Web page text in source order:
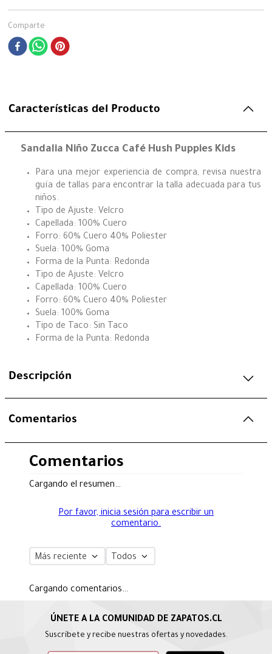
Comparte
Características del Producto
Sandalia Niño Zucca Café Hush Puppies Kids
Para una mejor experiencia de compra, revisa nuestra
guía de tallas para encontrar la talla adecuada para tus
niños.
Tipo de Ajuste: Velcro
Capellada: 100% Cuero
Forro: 60% Cuero 40% Poliester
Suela: 100% Goma
Forma de la Punta: Redonda
Tipo de Ajuste: Velcro
Capellada: 100% Cuero
Forro: 60% Cuero 40% Poliester
Suela: 100% Goma
Tipo de Taco: Sin Taco
Forma de la Punta: Redonda
Descripción
Comentarios
Comentarios
Cargando el resumen…
Por favor, inicia sesión para escribir un
comentario.
Más reciente Todos
Cargando comentarios…
Suscríbete y recibe nuestras ofertas y novedades.